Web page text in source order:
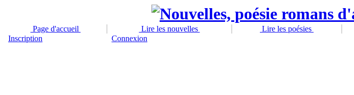
Page d'accueil Lire les nouvelles Lire les poésies
Inscription
Connexion